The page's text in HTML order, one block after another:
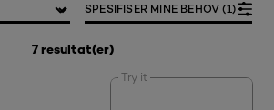
7 resultat(er)
SPESIFISER MINE BEHOV (1)
Try it